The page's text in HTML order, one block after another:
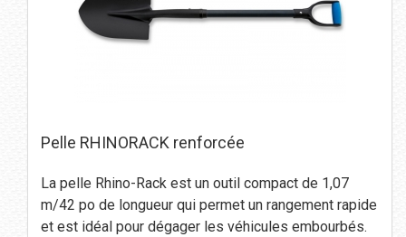
Pelle RHINORACK renforcée
La pelle Rhino-Rack est un outil compact de 1,07
m/42 po de longueur qui permet un rangement rapide
et est idéal pour dégager les véhicules embourbés.